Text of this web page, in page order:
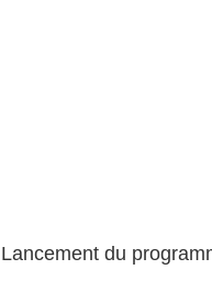
Lancement du